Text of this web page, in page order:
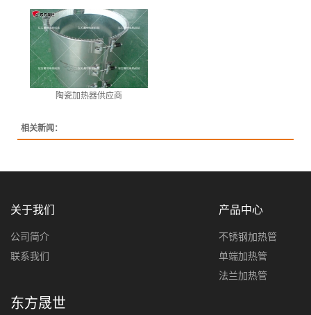
陶瓷加热器供应商
相关新闻：
关于我们
公司简介
联系我们
产品中心
不锈钢加热管
单端加热管
法兰加热管
东方晟世